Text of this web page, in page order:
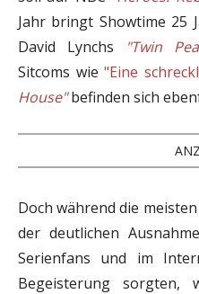
Jahr bringt Showtime 25
David Lynchs
"Twin
Sitcoms wie"Eine
House"befinden sich
Doch während die
der deutlichen
Serienfans und im
Begeisterung sorgten,